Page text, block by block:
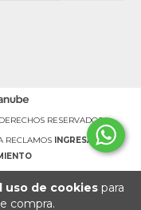
uso de cookiespara
compra.
RESERVADOS.
RECLAMOS
INGRESÁ ACÁ.